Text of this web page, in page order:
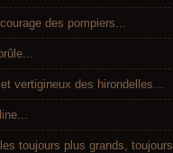
des pompiers...
vertigineux des hirondelles...
toujours plus grands, toujours